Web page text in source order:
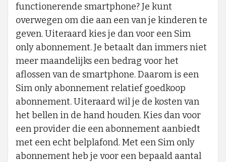
functionerende smartphone? Je kunt
overwegen om die aan een van je kinderen te
geven. Uiteraard kies je dan voor een Sim
only abonnement. Je betaalt dan immers niet
meer maandelijks een bedrag voor het
aflossen van de smartphone. Daarom is een
Sim only abonnement relatief goedkoop
abonnement. Uiteraard wil je de kosten van
het bellen in de hand houden. Kies dan voor
een provider die een abonnement aanbiedt
met een echt belplafond. Met een Sim only
abonnement heb je voor een bepaald aantal